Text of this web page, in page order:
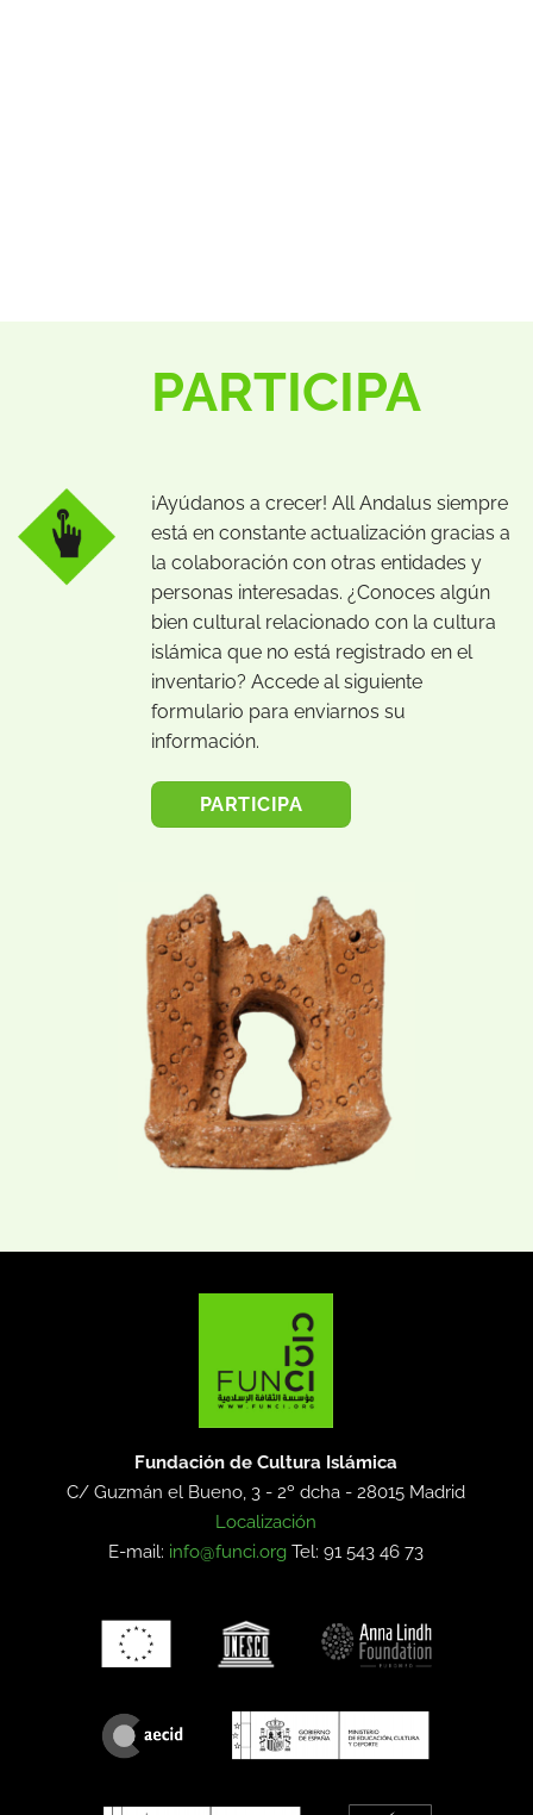
PARTICIPA
¡Ayúdanos a crecer! All Andalus siempre
está en constante actualización gracias a
la colaboración con otras entidades y
personas interesadas. ¿Conoces algún
bien cultural relacionado con la cultura
islámica que no está registrado en el
inventario? Accede al siguiente
formulario para enviarnos su
información.
PARTICIPA
Fundación de Cultura Islámica
C/ Guzmán el Bueno, 3 - 2º dcha -28015 Madrid
Localización
E-mail: info@funci.org Tel: 91 543 46 73